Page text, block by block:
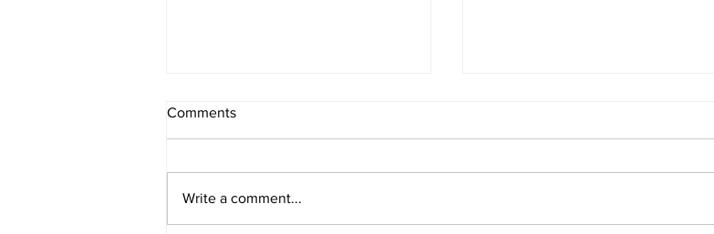
Comments
Write a comment...